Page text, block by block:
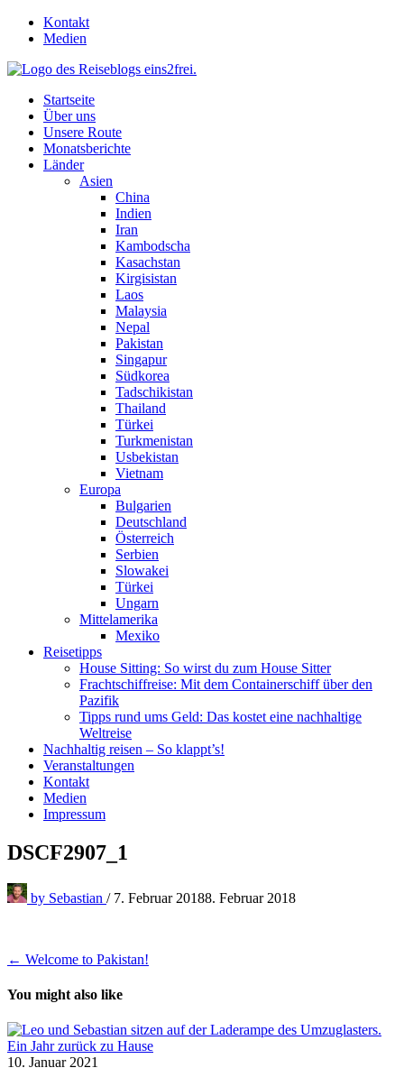
Skip
Kontakt
Medien
Startseite
Über uns
Unsere Route
Monatsberichte
Länder
Asien
China
Indien
Iran
Kambodscha
Kasachstan
Kirgisistan
Laos
Malaysia
Nepal
Pakistan
Singapur
Südkorea
Tadschikistan
Thailand
Türkei
Turkmenistan
Usbekistan
Vietnam
Europa
Bulgarien
Deutschland
Österreich
Serbien
Slowakei
Türkei
Ungarn
Mittelamerika
Mexiko
Reisetipps
House Sitting: So wirst du zum House Sitter
Frachtschiffreise: Mit dem Containerschiff über den
Pazifik
Tipps rund ums Geld: Das kostet eine nachhaltige
Weltreise
Nachhaltig reisen – So klappt’s!
Veranstaltungen
Kontakt
Medien
Impressum
DSCF2907_1
by Sebastian / 7. Februar 20188. Februar 2018
Beitragsnavigation
← Welcome to Pakistan!
You might also like
Ein Jahr zurück zu Hause
10. Januar 2021